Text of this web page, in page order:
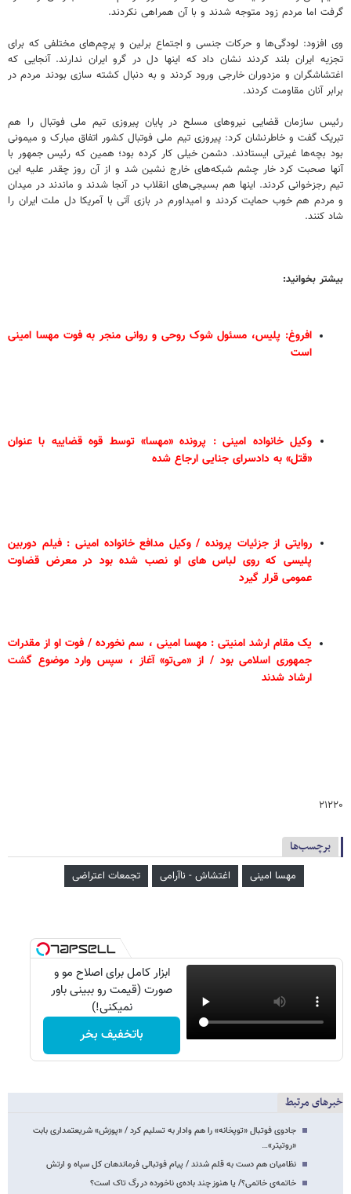
گرفت اما مردم زود متوجه شدند و با آن همراهی نکردند.
وی افزود: لودگی‌ها و حرکات جنسی و اجتماع برلین و پرچم‌های مختلفی که برای
تجزیه ایران بلند کردند نشان داد که اینها دل در گرو ایران ندارند. آنجایی که
اغتشاشگران و مزدوران خارجی ورود کردند و به دنبال کشته سازی بودند مردم در
برابر آنان مقاومت کردند.
رئیس سازمان قضایی نیروهای مسلح در پایان پیروزی تیم ملی فوتبال را هم
تبریک گفت و خاطرنشان کرد: پیروزی تیم ملی فوتبال کشور اتفاق مبارک و میمونی
بود بچه‌ها غیرتی ایستادند. دشمن خیلی کار کرده بود؛ همین که رئیس جمهور با
آنها صحبت کرد خار چشم شبکه‌های خارج نشین شد و از آن روز چقدر علیه این
تیم رجزخوانی کردند. اینها هم بسیجی‌های انقلاب در آنجا شدند و ماندند در میدان
و مردم هم خوب حمایت کردند و امیداورم در بازی آتی با آمریکا دل ملت ایران را
شاد کنند.
بیشتر بخوانید:
افروغ: پلیس، مسئول شوک روحی و روانی منجر به فوت مهسا امینی
است
وکیل خانواده امینی : پرونده «مهسا» توسط قوه قضاییه با عنوان
«قتل» به دادسرای جنایی ارجاع شده
روایتی از جزئیات پرونده / وکیل مدافع خانواده امینی : فیلم دوربین
پلیسی که روی لباس های او نصب شده بود در معرض قضاوت
عمومی قرار گیرد
یک مقام ارشد امنیتی : مهسا امینی ، سم نخورده / فوت او از مقدرات
جمهوری اسلامی بود / از «می‌تو» آغاز ، سپس وارد موضوع گشت
ارشاد شدند
۲۱۲۲۰
برچسب‌ها
مهسا امینی اغتشاش - ناآرامی تجمعات اعتراضی
ابزار کامل برای اصلاح مو و
صورت (قیمت رو ببینی باور
نمیکنی!)
باتخفیف بخر
خبرهای مرتبط
جادوی فوتبال «توپخانه» را هم وادار به تسلیم کرد / «پوزش» شریعتمداری بابت
«روتیتر»…
نظامیان هم دست به قلم شدند / پیام فوتبالی فرماندهان کل سپاه و ارتش
خاتمه‌ی خاتمی؟/ یا هنوز چند باده‌ی ناخورده در رگ تاک است؟